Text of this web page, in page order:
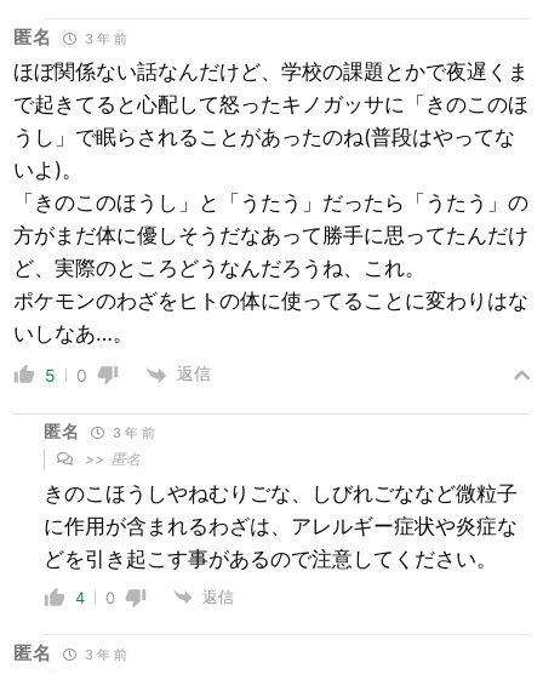
匿名 3 年 前
ほぼ関係ない話なんだけど、学校の課題とかで夜遅くま
で起きてると心配して怒ったキノガッサに「きのこのほ
うし」で眠らされることがあったのね(普段はやってな
いよ)。
「きのこのほうし」と「うたう」だったら「うたう」の
方がまだ体に優しそうだなあって勝手に思ってたんだけ
ど、実際のところどうなんだろうね、これ。
ポケモンのわざをヒトの体に使ってることに変わりはな
いしなあ…。
5 0 返信
匿名 3 年 前
>> 匿名
きのこほうしやねむりごな、しびれごななど微粒子
に作用が含まれるわざは、アレルギー症状や炎症な
どを引き起こす事があるので注意してください。
4 0 返信
匿名 3 年 前